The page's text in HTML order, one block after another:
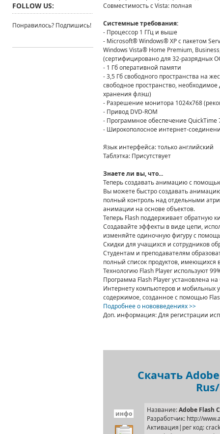
Совместимость с Vista: полная
Системные требования:
- Процессор 1 ГГц и выше
- Microsoft® Windows® XP с пакетом
Windows Vista® Home Premium,
(сертифицировано для 32-разрядных
- 1 Гб оперативной памяти
- 3,5 Гб свободного пространства на
свободное пространство, необходимое
хранения флэш)
- Разрешение монитора 1024x768
- Привод DVD-ROM
- Программное обеспечение
- Широкополосное интернет-
Язык интерфейса: только английский
Таблэтка: Присутствует
Знаете ли вы, что...
Теперь создавать анимацию с
Вы можете быстро создавать
полный контроль над отдельными
анимации на основе объектов.
Теперь Flash поддерживает обратную
Создавайте эффекты в виде цепи,
изменяйте одиночную фигуру с
Скидки для учащихся и сотрудников
Студентам и преподавателям
полный список продуктов, имеющихся
Технологию Flash Player используют
Программа Flash Player установлена
Интернету компьютеров и мобильных
содержимое, созданное с помощью
Подробнее о нововведениях >>
Доп. информация: Для регистрации
Скачать
инфо Название:Adobe Flash
Разработчик: http://
Активация|рег код:
FOLLOW US:
Понравилось? Подпишись!